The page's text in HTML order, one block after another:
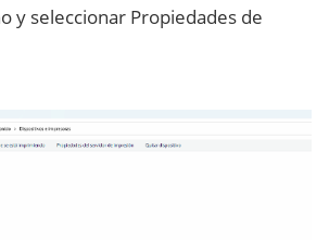
y seleccionar Propiedades de